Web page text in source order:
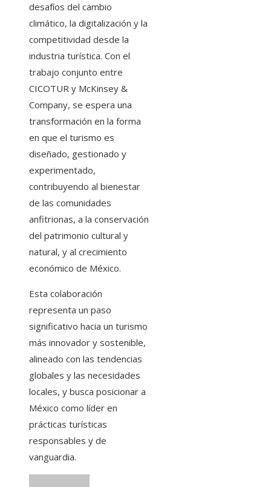
desafíos del cambio
climático, la digitalización y la
competitividad desde la
industria turística. Con el
trabajo conjunto entre
CICOTUR y McKinsey &
Company, se espera una
transformación en la forma
en que el turismo es
diseñado, gestionado y
experimentado,
contribuyendo al bienestar
de las comunidades
anfitrionas, a la conservación
del patrimonio cultural y
natural, y al crecimiento
económico de México.
Esta colaboración
representa un paso
significativo hacia un turismo
más innovador y sostenible,
alineado con las tendencias
globales y las necesidades
locales, y busca posicionar a
México como líder en
prácticas turísticas
responsables y de
vanguardia.